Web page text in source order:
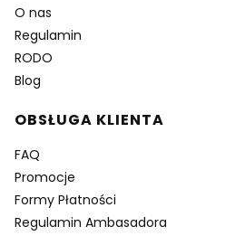
O nas
Regulamin
RODO
Blog
OBSŁUGA KLIENTA
FAQ
Promocje
Formy Płatności
Regulamin Ambasadora